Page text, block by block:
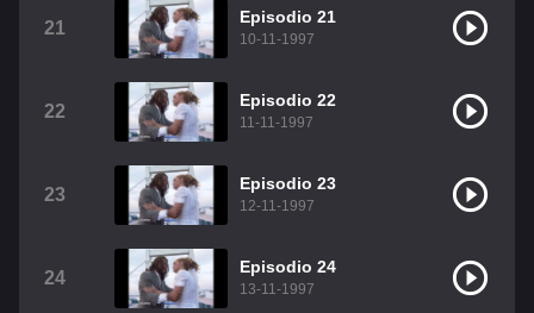
21
Episodio 21
10-11-1997
22
Episodio 22
11-11-1997
23
Episodio 23
12-11-1997
24
Episodio 24
13-11-1997